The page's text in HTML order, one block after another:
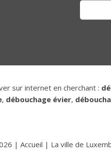
sur internet en cherchant :
, débouchage évier,
| Accueil | La ville de